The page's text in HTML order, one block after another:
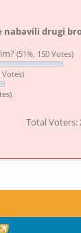
nabavili drugi
(51%, 150 Votes)
Votes)
Total Voters: